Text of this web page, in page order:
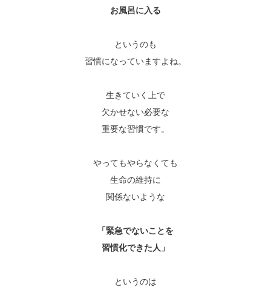
お風呂に入る
というのも
習慣になっていますよね。
生きていく上で
欠かせない必要な
重要な習慣です。
やってもやらなくても
生命の維持に
関係ないような
「緊急でないことを
習慣化できた人」
というのは